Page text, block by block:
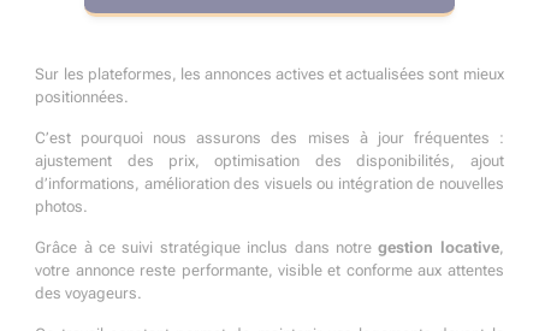
Sur les plateformes, les annonces actives et actualisées sont mieux
positionnées.
C’est pourquoi nous assurons des mises à jour fréquentes :
ajustement des prix, optimisation des disponibilités, ajout
d’informations, amélioration des visuels ou intégration de nouvelles
photos.
Grâce à ce suivi stratégique inclus dans notregestion locative,
votre annonce reste performante, visible et conforme aux attentes
des voyageurs.